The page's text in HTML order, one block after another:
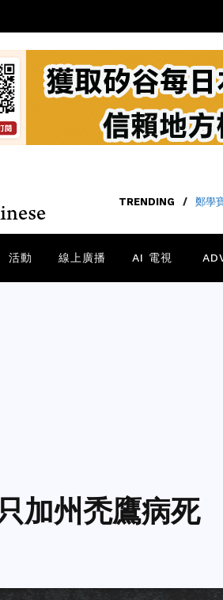
TRENDING / 鄭學
活動 線上廣播 AI 電視
加州禿鷹病死